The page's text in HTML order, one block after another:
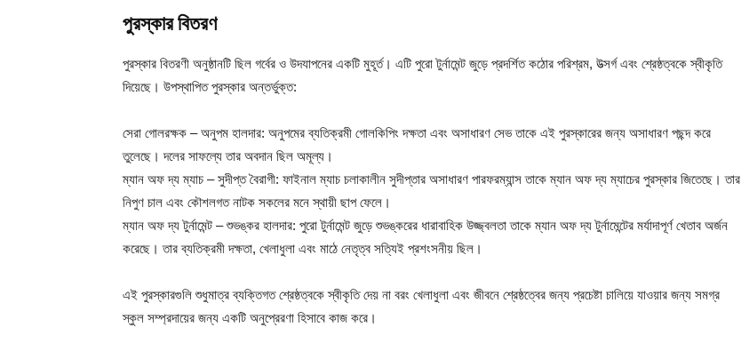
পুরস্কার বিতরণ
পুরস্কার বিতরণী অনুষ্ঠানটি ছিল গর্বের ও উদযাপনের একটি মুহূর্ত। এটি পুরো টুর্নামেন্ট জুড়ে প্রদর্শিত কঠোর পরিশ্রম, উত্সর্গ এবং শ্রেষ্ঠত্বকে স্বীকৃতি
দিয়েছে। উপস্থাপিত পুরস্কার অন্তর্ভুক্ত:
সেরা গোলরক্ষক – অনুপম হালদার: অনুপমের ব্যতিক্রমী গোলকিপিং দক্ষতা এবং অসাধারণ সেভ তাকে এই পুরস্কারের জন্য অসাধারণ পছন্দ করে
তুলেছে। দলের সাফল্যে তার অবদান ছিল অমূল্য।
ম্যান অফ দ্য ম্যাচ – সুদীপ্ত বৈরাগী: ফাইনাল ম্যাচ চলাকালীন সুদীপ্তার অসাধারণ পারফরম্যান্স তাকে ম্যান অফ দ্য ম্যাচের পুরস্কার জিতেছে। তার
নিপুণ চাল এবং কৌশলগত নাটক সকলের মনে স্থায়ী ছাপ ফেলে।
ম্যান অফ দ্য টুর্নামেন্ট – শুভঙ্কর হালদার: পুরো টুর্নামেন্ট জুড়ে শুভঙ্করের ধারাবাহিক উজ্জ্বলতা তাকে ম্যান অফ দ্য টুর্নামেন্টের মর্যাদাপূর্ণ খেতাব অর্জন
করেছে। তার ব্যতিক্রমী দক্ষতা, খেলাধুলা এবং মাঠে নেতৃত্ব সত্যিই প্রশংসনীয় ছিল।
এই পুরস্কারগুলি শুধুমাত্র ব্যক্তিগত শ্রেষ্ঠত্বকে স্বীকৃতি দেয় না বরং খেলাধুলা এবং জীবনে শ্রেষ্ঠত্বের জন্য প্রচেষ্টা চালিয়ে যাওয়ার জন্য সমগ্র
স্কুল সম্প্রদায়ের জন্য একটি অনুপ্রেরণা হিসাবে কাজ করে।